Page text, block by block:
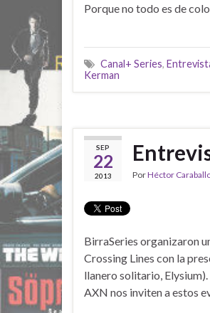
Porque no todo es de
Canal+ Series,
Kerman
SEP
22
2013 PorHéctor
BirraSeries organizaron
Crossing Lines con la
llanero solitario,
AXN nos inviten a estos